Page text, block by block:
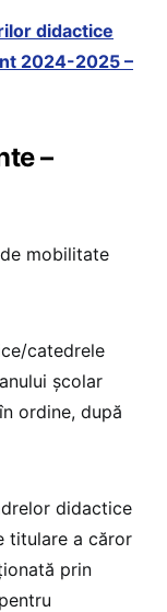
didactice
2024-2025 –
–
de mobilitate
catedrele
școlar
ordine, după
didactice
titulare a căror
prin